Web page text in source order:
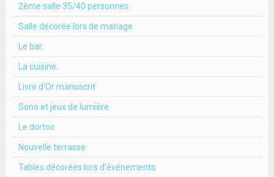
2ème salle 35/40 personnes
Salle décorée lors de mariage
Le bar.
La cuisine.
Livre d'Or manuscrit
Sono et jeux de lumière
Le dortoir.
Nouvelle terrasse
Tables décorées lors d’événements.